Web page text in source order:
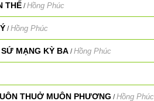
THẾ /Hồng Phúc
/Hồng Phúc
MẠNG KỲ BA /Hồng Phúc
THUỞ MUÔN PHƯƠNG /Hồng Phúc